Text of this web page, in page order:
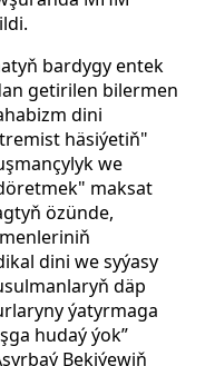
bardygy entek
getirilen bilermen
dini
häsiýetiň"
we
maksat
özünde,
dini we syýasy
däp
ýatyrmaga
hudaý ýok”
Bekiýewiň